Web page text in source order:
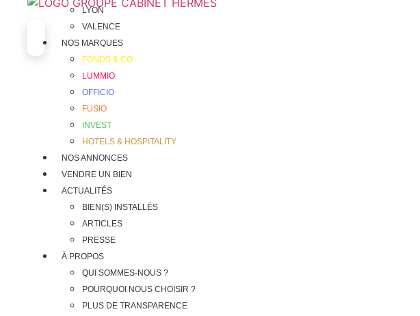
LYON
VALENCE
NOS MARQUES
FONDS & CO
LUMMIO
OFFICIO
FUSIO
INVEST
HOTELS & HOSPITALITY
NOS ANNONCES
VENDRE UN BIEN
ACTUALITÉS
BIEN(S) INSTALLÉS
ARTICLES
PRESSE
À PROPOS
QUI SOMMES-NOUS ?
POURQUOI NOUS CHOISIR ?
PLUS DE TRANSPARENCE